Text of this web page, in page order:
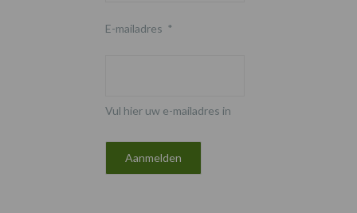
E-mailadres *
Vul hier uw e-mailadres in